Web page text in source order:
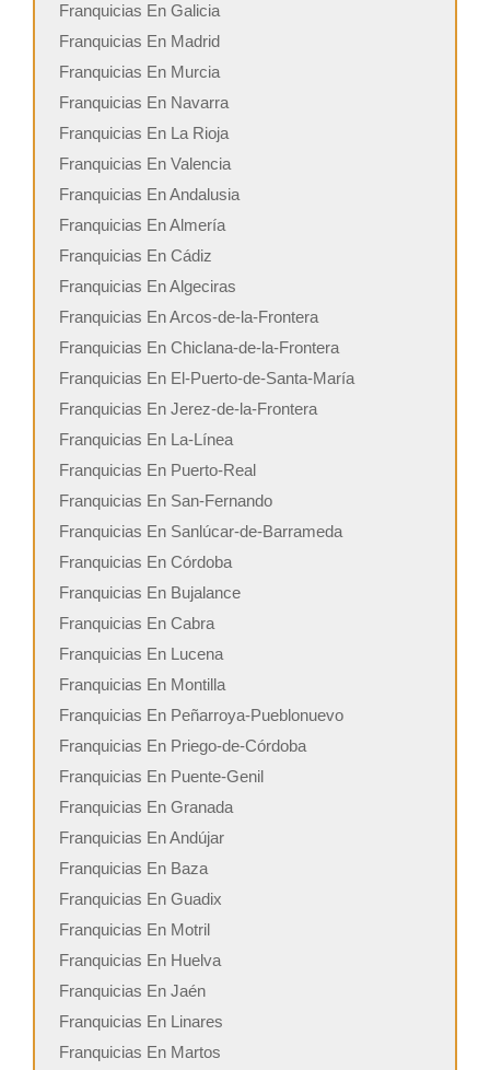
Franquicias En Galicia
Franquicias En Madrid
Franquicias En Murcia
Franquicias En Navarra
Franquicias En La Rioja
Franquicias En Valencia
Franquicias En Andalusia
Franquicias En Almería
Franquicias En Cádiz
Franquicias En Algeciras
Franquicias En Arcos-de-la-Frontera
Franquicias En Chiclana-de-la-Frontera
Franquicias En El-Puerto-de-Santa-María
Franquicias En Jerez-de-la-Frontera
Franquicias En La-Línea
Franquicias En Puerto-Real
Franquicias En San-Fernando
Franquicias En Sanlúcar-de-Barrameda
Franquicias En Córdoba
Franquicias En Bujalance
Franquicias En Cabra
Franquicias En Lucena
Franquicias En Montilla
Franquicias En Peñarroya-Pueblonuevo
Franquicias En Priego-de-Córdoba
Franquicias En Puente-Genil
Franquicias En Granada
Franquicias En Andújar
Franquicias En Baza
Franquicias En Guadix
Franquicias En Motril
Franquicias En Huelva
Franquicias En Jaén
Franquicias En Linares
Franquicias En Martos